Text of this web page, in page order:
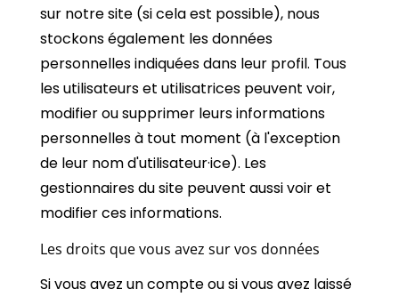
sur notre site (si cela est possible), nous
stockons également les données
personnelles indiquées dans leur profil. Tous
les utilisateurs et utilisatrices peuvent voir,
modifier ou supprimer leurs informations
personnelles à tout moment (à l'exception
de leur nom d'utilisateur·ice). Les
gestionnaires du site peuvent aussi voir et
modifier ces informations.
Les droits que vous avez sur vos données
Si vous avez un compte ou si vous avez laissé